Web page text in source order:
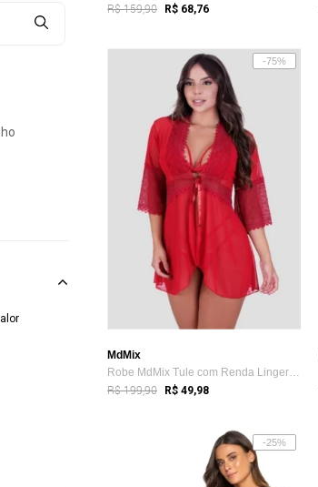
R$ 159,90 R$ 68,76
-75%
MdMix
Robe MdMix Tule com Renda Lingerie Vermelho
R$ 199,90 R$ 49,98
-25%